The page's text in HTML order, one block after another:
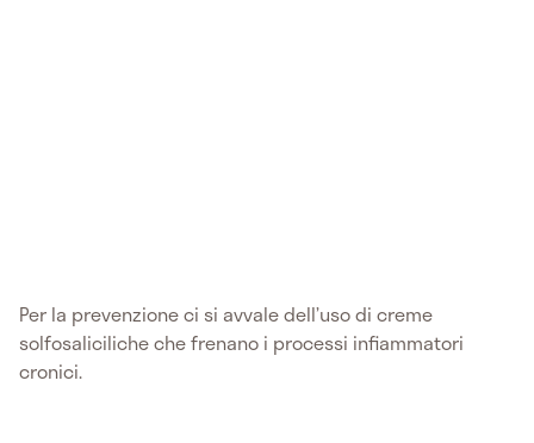
Per la prevenzione ci si avvale dell’uso di creme
solfosaliciliche che frenano i processi infiammatori
cronici.